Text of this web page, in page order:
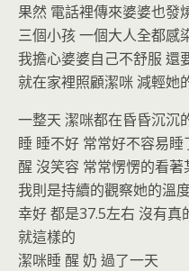
果然 電話裡傳來婆婆也發
三個小孩 一個大人全都感
我擔心婆婆自己不舒服 還
就在家裡照顧潔咪 減輕她
一整天 潔咪都在昏昏沉沉
睡 睡不好 常常好不容易睡
醒 沒笑容 常常愣愣的看
我則是持續的觀察她的溫
幸好 都是37.5左右 沒有真
就這樣的
潔咪睡 醒 奶 過了一天